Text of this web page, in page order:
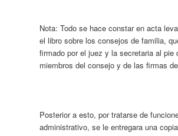
Nota: Todo se hace constar en acta
el libro sobre los consejos de familia,
firmado por el juez y la secretaria al pie
miembros del consejo y de las firmas
Posterior a esto, por tratarse de
administrativo, se le entregara una